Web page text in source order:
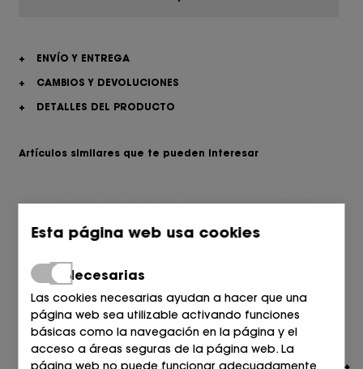
+
ENVÍO Y ENTREGA
+
CAMBIOS Y DEVOLUCIONES
+
DETALLES DEL PRODUCTO
Artículos similares que te pueden interesar
Esta página web usa cookies
Necesarias
Las cookies necesarias ayudan a hacer que una
página web sea utilizable activando funciones
básicas como la navegación en la página y el
acceso a áreas seguras de la página web. La
página web no puede funcionar adecuadamente